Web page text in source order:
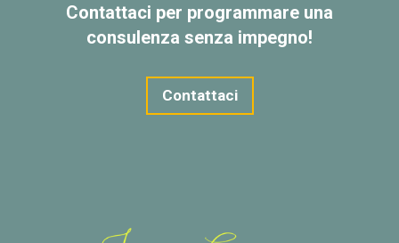
Contattaci per programmare una
consulenza senza impegno!
Contattaci